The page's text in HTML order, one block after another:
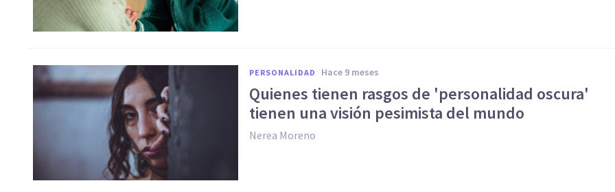
PERSONALIDAD hace 9 meses
Quienes tienen rasgos de 'personalidad oscura'
tienen una visión pesimista del mundo
Nerea Moreno